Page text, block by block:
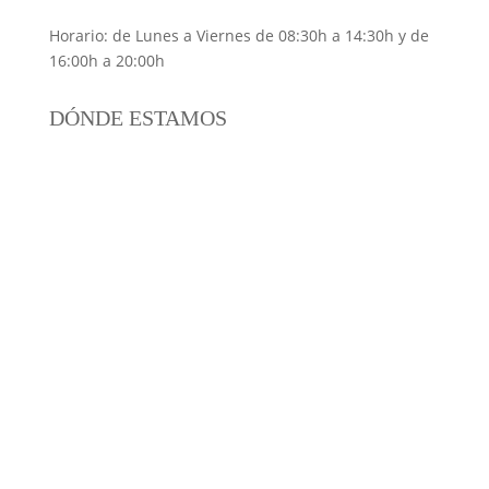
Horario: de Lunes a Viernes de 08:30h a 14:30h y de
16:00h a 20:00h
DÓNDE ESTAMOS